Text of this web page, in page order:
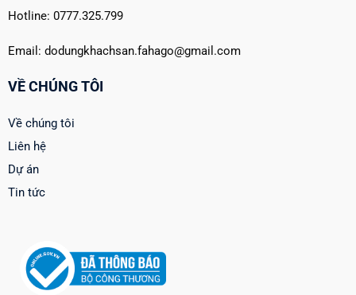
Hotline: 0777.325.799
Email: dodungkhachsan.fahago@gmail.com
VỀ CHÚNG TÔI
Về chúng tôi
Liên hệ
Dự án
Tin tức